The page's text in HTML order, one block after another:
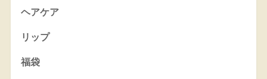
ヘアケア
リップ
福袋